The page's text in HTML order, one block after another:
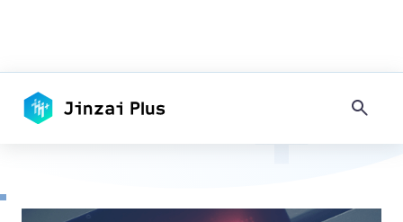
キーワードで探す
TOP-採用ノウハウ
【強制送還とは】概要や適用ケース、流れなどをわかりやすく解説